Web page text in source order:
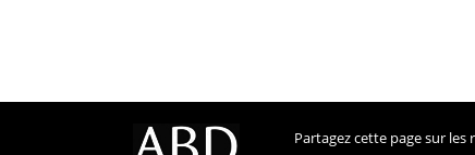
Partagez cette page sur les